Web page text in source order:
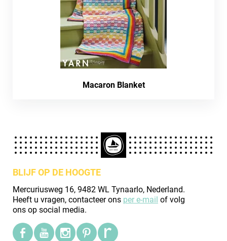
Macaron Blanket
BLIJF OP DE HOOGTE
Mercuriusweg 16, 9482 WL Tynaarlo, Nederland.
Heeft u vragen, contacteer ons per e-mail of volg
ons op social media.